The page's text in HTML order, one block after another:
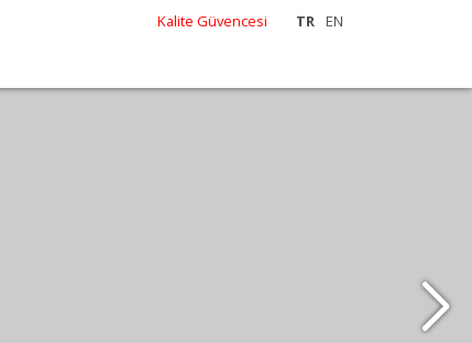
TR EN
Kalite Güvencesi